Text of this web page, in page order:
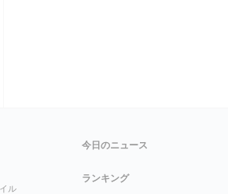
ル
今日のニュース
ランキング